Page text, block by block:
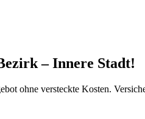
– Innere Stadt!
ohne versteckte Kosten.